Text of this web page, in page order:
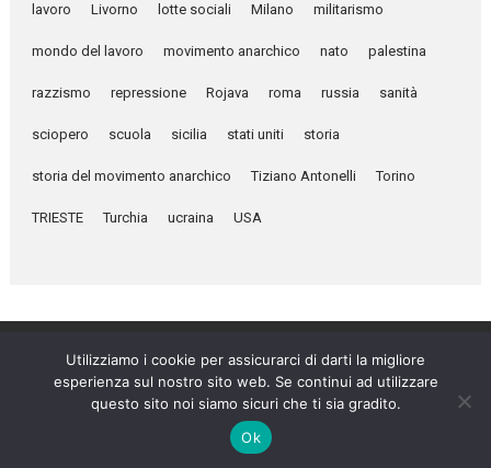
lavoro Livorno lotte sociali Milano militarismo
mondo del lavoro movimento anarchico nato palestina
razzismo repressione Rojava roma russia sanità
sciopero scuola sicilia stati uniti storia
storia del movimento anarchico Tiziano Antonelli Torino
TRIESTE Turchia ucraina USA
Umanità Nova © 2026
Settimanale anarchico fondato nel 1920 da Errico Malatesta
Utilizziamo i cookie per assicurarci di darti la migliore
esperienza sul nostro sito web. Se continui ad utilizzare
questo sito noi siamo sicuri che ti sia gradito.
Ok